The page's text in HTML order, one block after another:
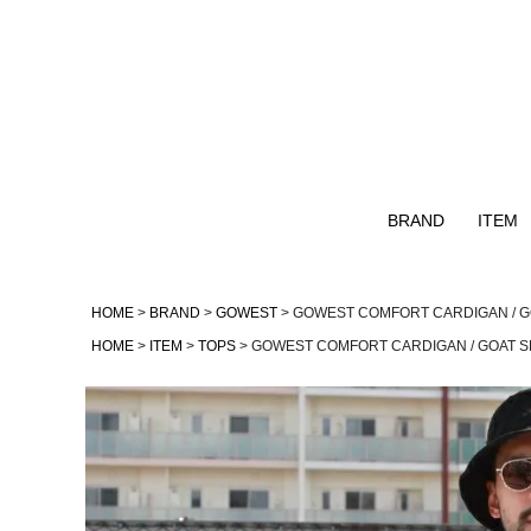
BRAND
GOHEMP
NATAL DESIGN
remilla
ITEM
OUTER
HOME BRAND GOWEST
GOWEST COMFORT CARDIGAN /
HOME
ITEM TOPS GOWEST COMFORT CARDIGAN / GOAT